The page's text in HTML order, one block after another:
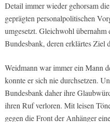
Detail immer wieder gehorsam
geprägten personalpolitischen
umgesetzt. Gleichwohl
Bundesbank, deren erklärtes
Weidmann war immer ein Mann
konnte er sich nie durchsetzen.
Bundesbank daher ihre
ihren Ruf verloren. Mit leisen
gegen die Front der Anhänger